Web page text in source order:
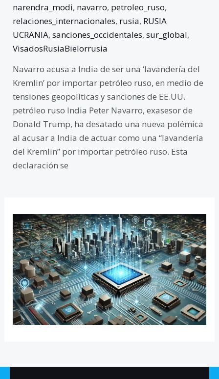
narendra_modi, navarro, petroleo_ruso,
relaciones_internacionales, rusia, RUSIA
UCRANIA,sanciones_occidentales,sur_global,
VisadosRusiaBielorrusia
Navarro acusa a India de ser una ‘lavandería del
Kremlin’ por importar petróleo ruso, en medio de
tensiones geopolíticas y sanciones de EE.UU.
petróleo ruso India Peter Navarro, exasesor de
Donald Trump, ha desatado una nueva polémica
al acusar a India de actuar como una “lavandería
del Kremlin” por importar petróleo ruso. Esta
declaración se